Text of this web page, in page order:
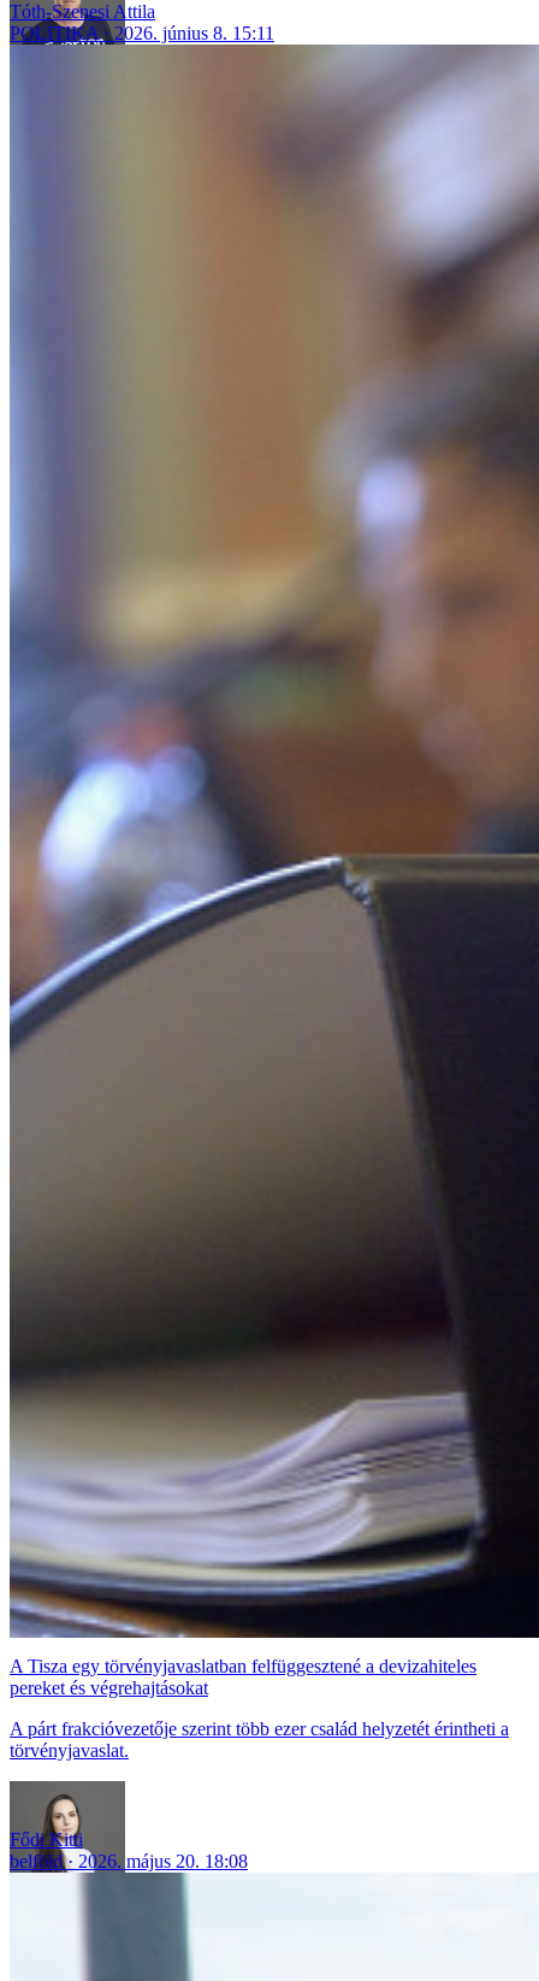
Tóth-Szenesi Attila
POLITIKA
2026. június 8. 15:11
A Tisza egy törvényjavaslatban felfüggesztené a devizahiteles
pereket és végrehajtásokat
A párt frakcióvezetője szerint több ezer család helyzetét érintheti a
törvényjavaslat.
Fődi Kitti
belföld
2026. május 20. 18:08